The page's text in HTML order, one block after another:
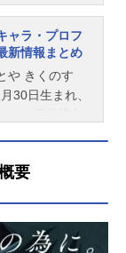
DAYS』の坂本
のキャラクタ
。こちらで
スメ記事を
ャラ・プロフ
新情報まとめ
や きくのす
30日生まれ、
要